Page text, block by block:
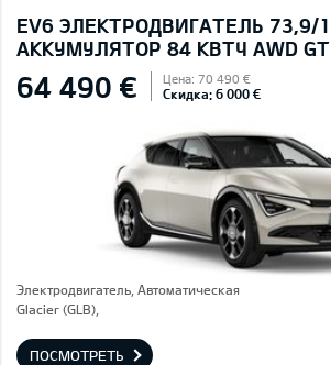
EV6 ЭЛЕКТРОДВИГАТЕЛЬ 73,9/
AККУМУЛЯТОР 84 КВТЧ AWD GT
64 490 € Цена: 70 490 €
Скидка: 6 000 €
Электродвигатель, Автоматическая
Glacier (GLB),
ПОСМОТРЕТЬ